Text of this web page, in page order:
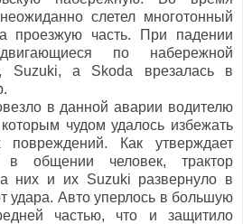
слетел многотонный
проезжую часть. При падении
по набережной
Suzuki, а Skoda врезалась в
в данной аварии водителю
чудом удалось избежать
Как утверждает
в общении человек, трактор
них и их Suzuki развернуло в
удара. Авто уперлось в большую
частью, что и защитило